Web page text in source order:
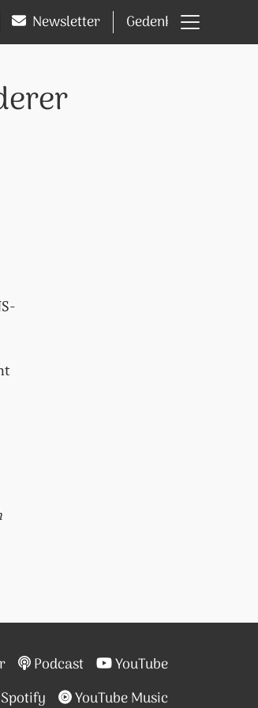
Newsletter Gedenkseiten
Podcast
YouTube
Spotify YouTube Music